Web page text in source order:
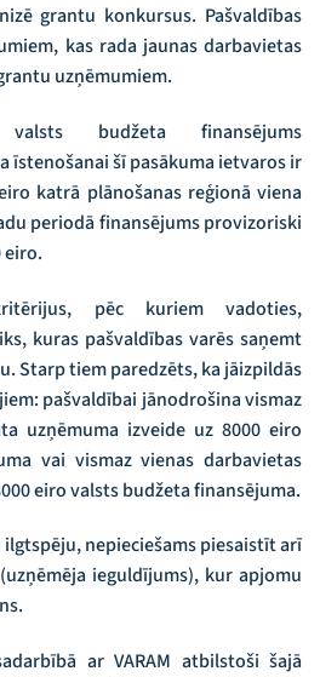
grantu konkursus. Pašvaldības
kas rada jaunas darbavietas
uzņēmumiem.
budžeta finansējums
īstenošanai šī pasākuma ietvaros ir
katrā plānošanas reģionā viena
periodā finansējums provizoriski
eiro.
pēc kuriem vadoties,
kuras pašvaldības varēs saņemt
Starp tiem paredzēts, ka jāizpildās
pašvaldībai jānodrošina vismaz
uzņēmuma izveide uz 8000 eiro
vai vismaz vienas darbavietas
eirovalsts budžeta finansējuma.
nepieciešams piesaistīt arī
ieguldījums), kur apjomu
ar VARAM atbilstoši šajā